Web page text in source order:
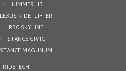
HUMMER H3
LEXUS RIDE-LIFTER
R30 SKYLINE
STANCE CIVIC
STANCE MAGUNUM
RIDETECH